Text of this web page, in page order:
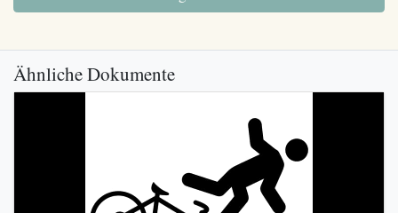
Ähnliche Dokumente